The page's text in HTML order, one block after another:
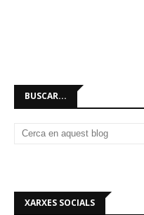
BUSCAR...
XARXES SOCIALS